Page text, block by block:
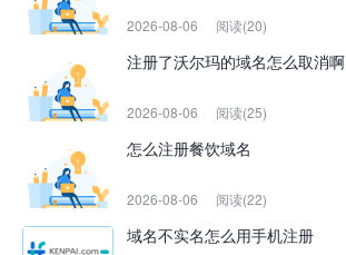
2026-08-06 阅读(20)
注册了沃尔玛的域名怎么取消啊
2026-08-06 阅读(25)
怎么注册餐饮域名
2026-08-06 阅读(22)
域名不实名怎么用手机注册